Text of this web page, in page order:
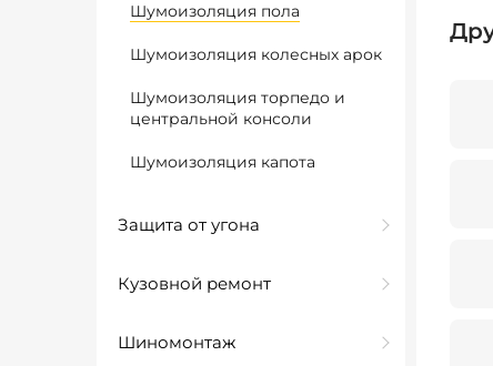
Шумоизоляция пола
Шумоизоляция колесных арок
Шумоизоляция торпедо и
центральной консоли
Шумоизоляция капота
Защита от угона
Кузовной ремонт
Шиномонтаж